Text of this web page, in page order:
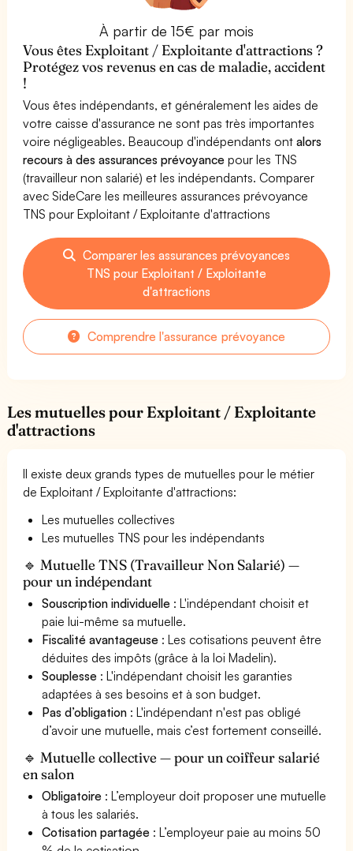
À partir de 15€ par mois
Vous êtes Exploitant / Exploitante d'attractions ?
Protégez vos revenus en cas de maladie, accident
!
Vous êtes indépendants, et généralement les aides de
votre caisse d'assurance ne sont pas très importantes
voire négligeables. Beaucoup d'indépendants ontalors
recours à des assurances prévoyance pour les TNS
(travailleur non salarié) et les indépendants. Comparer
avec SideCare les meilleures assurances prévoyance
TNS pour Exploitant / Exploitante d'attractions
Comparer les assurances prévoyances
TNS pour Exploitant / Exploitante
d'attractions
Comprendre l'assurance prévoyance
Les mutuelles pour Exploitant / Exploitante
d'attractions
Il existe deux grands types de mutuelles pour le métier
de Exploitant / Exploitante d'attractions:
Les mutuelles collectives
Les mutuelles TNS pour les indépendants
🔹 Mutuelle TNS (Travailleur Non Salarié) —
pour un indépendant
Souscription individuelle : L'indépendant choisit et
paie lui-même sa mutuelle.
Fiscalité avantageuse : Les cotisations peuvent être
déduites des impôts (grâce à la loi Madelin).
Souplesse : L'indépendant choisit les garanties
adaptées à ses besoins et à son budget.
Pas d’obligation : L'indépendant n'est pas obligé
d’avoir une mutuelle, mais c’est fortement conseillé.
🔹 Mutuelle collective — pour un coiffeur salarié
en salon
Obligatoire : L’employeur doit proposer une mutuelle
à tous les salariés.
Cotisation partagée : L’employeur paie au moins 50